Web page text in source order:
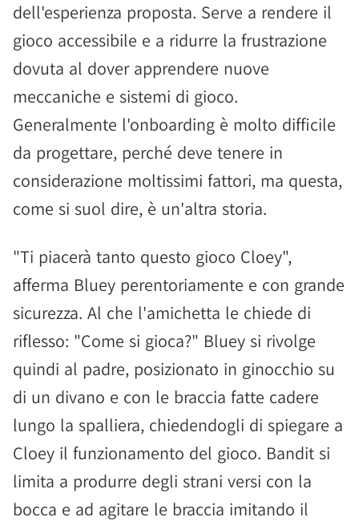
dell'esperienza proposta. Serve a rendere il
gioco accessibile e a ridurre la frustrazione
dovuta al dover apprendere nuove
meccaniche e sistemi di gioco.
Generalmente l'onboarding è molto difficile
da progettare, perché deve tenere in
considerazione moltissimi fattori, ma questa,
come si suol dire, è un'altra storia.
"Ti piacerà tanto questo gioco Cloey",
afferma Bluey perentoriamente e con grande
sicurezza. Al che l'amichetta le chiede di
riflesso: "Come si gioca?" Bluey si rivolge
quindi al padre, posizionato in ginocchio su
di un divano e con le braccia fatte cadere
lungo la spalliera, chiedendogli di spiegare a
Cloey il funzionamento del gioco. Bandit si
limita a produrre degli strani versi con la
bocca e ad agitare le braccia imitando il